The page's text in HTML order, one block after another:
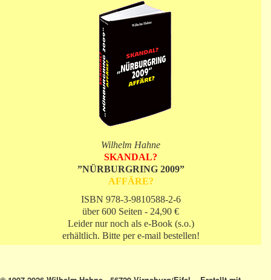
Wilhelm Hahne
SKANDAL?
”NÜRBURGRING 2009”
AFFÄRE?
ISBN 978-3-9810588-2-6
über 600 Seiten - 24,90 €
Leider nur noch als e-Book (s.o.)
erhältlich. Bitte per e-mail bestellen!